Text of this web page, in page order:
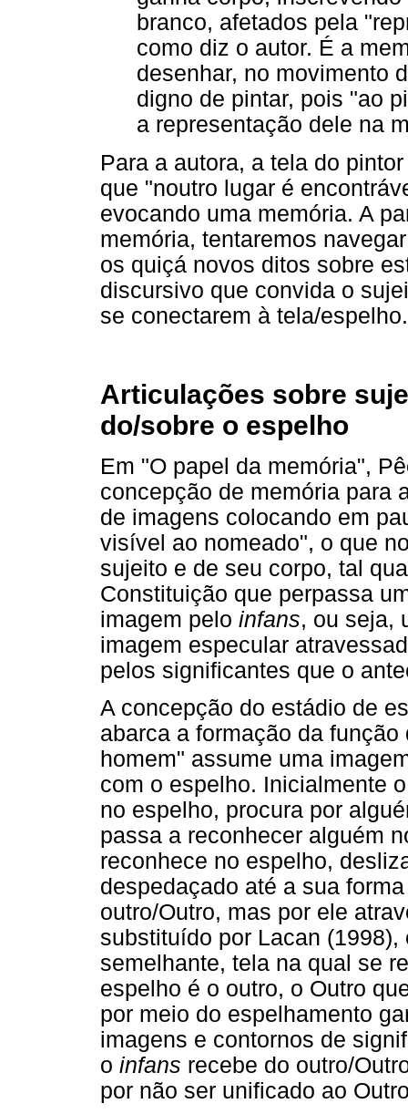
branco, afetados pela
como diz o autor. É a
desenhar, no movimento
digno de pintar, pois "ao
a representação dele na
Para a autora, a tela do
que "noutro lugar é
evocando uma memória. A
memória, tentaremos
os quiçá novos ditos sobre
discursivo que convida o
se conectarem à tela/espelho.
Articulações sobre
do/sobre o espelho
Em "O papel da memória",
concepção de memória para
de imagens colocando em
visível ao nomeado", o que
sujeito e de seu corpo, tal
Constituição que perpassa
imagem pelo infans, ou seja,
imagem especular
pelos significantes que o
A concepção do estádio de
abarca a formação da
homem" assume uma
com o espelho. Inicialmente
no espelho, procura por
passa a reconhecer alguém
reconhece no espelho,
despedaçado até a sua
outro/Outro, mas por ele
substituído por Lacan
semelhante, tela na qual se
espelho é o outro, o Outro
por meio do espelhamento
imagens e contornos de
o infans recebe do outro/
por não ser unificado ao